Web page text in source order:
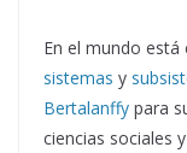
En el mundo
sistemas y
Bertalanffy para
ciencias sociales